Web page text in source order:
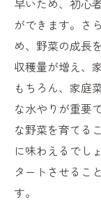
早いため、初心
ができます。さ
め、野菜の成長
収穫量が増え、
もちろん、家庭
な水やりが重要
な野菜を育てる
に味わえるでし
タートさせるこ
す。